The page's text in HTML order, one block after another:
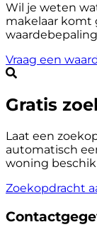
Wil je weten
makelaar komt
Vraag een
Gratis
Laat een
automatisch
woning
Zoekopdracht